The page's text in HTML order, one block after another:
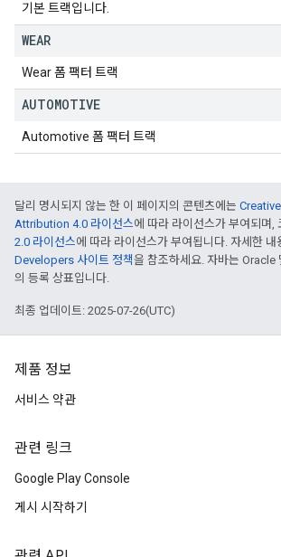
기본 트랙입니다.
WEAR
Wear 폼 팩터 트랙
AUTOMOTIVE
Automotive 폼 팩터 트랙
달리 명시되지 않는 한 이 페이지의 콘텐츠에는
Attribution 4.0 라이선스에 따라 라이선스가 부여되며,
2.0 라이선스에 따라 라이선스가 부여됩니다. 자세한 내
Developers 사이트 정책을 참조하세요. 자바는
의 등록 상표입니다.
최종 업데이트: 2025-07-26(UTC)
제품 정보
서비스 약관
관련 링크
Google Play Console
게시 시작하기